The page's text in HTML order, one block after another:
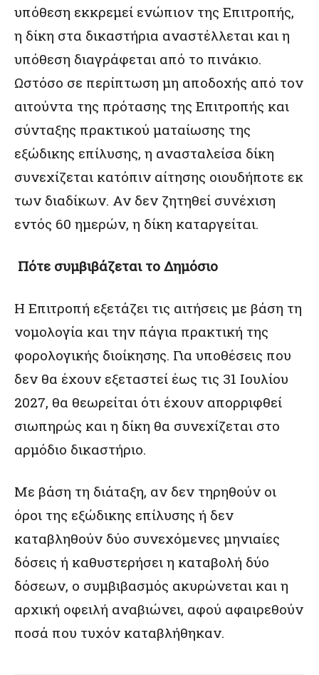
υπόθεση εκκρεμεί ενώπιον της Επιτροπής,
η δίκη στα δικαστήρια αναστέλλεται και η
υπόθεση διαγράφεται από το πινάκιο.
Ωστόσο σε περίπτωση μη αποδοχής από τον
αιτούντα της πρότασης της Επιτροπής και
σύνταξης πρακτικού ματαίωσης της
εξώδικης επίλυσης, η ανασταλείσα δίκη
συνεχίζεται κατόπιν αίτησης οιουδήποτε εκ
των διαδίκων. Αν δεν ζητηθεί συνέχιση
εντός 60 ημερών, η δίκη καταργείται.
Πότε συμβιβάζεται το Δημόσιο
Η Επιτροπή εξετάζει τις αιτήσεις με βάση τη
νομολογία και την πάγια πρακτική της
φορολογικής διοίκησης. Για υποθέσεις που
δεν θα έχουν εξεταστεί έως τις 31 Ιουλίου
2027, θα θεωρείται ότι έχουν απορριφθεί
σιωπηρώς και η δίκη θα συνεχίζεται στο
αρμόδιο δικαστήριο.
Με βάση τη διάταξη, αν δεν τηρηθούν οι
όροι της εξώδικης επίλυσης ή δεν
καταβληθούν δύο συνεχόμενες μηνιαίες
δόσεις ή καθυστερήσει η καταβολή δύο
δόσεων, ο συμβιβασμός ακυρώνεται και η
αρχική οφειλή αναβιώνει, αφού αφαιρεθούν
ποσά που τυχόν καταβλήθηκαν.